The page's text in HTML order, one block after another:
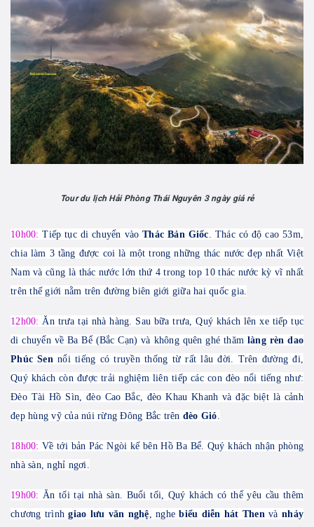
Tour du lịch Hải Phòng Thái Nguyên 3 ngày giá rẻ
10h00: Tiếp tục di chuyển vàoThác Bản Giốc. Thác có độ cao 53m,
chia làm 3 tầng được coi là một trong những thác nước đẹp nhất Việt
Nam và cũng là thác nước lớn thứ 4 trong top 10 thác nước kỳ vĩ nhất
trên thế giới nằm trên đường biên giới giữa hai quốc gia.
12h00:Ăn trưa tại nhà hàng. Sau bữa trưa, Quý khách lên xe tiếp tục
di chuyển về Ba Bể (Bắc Cạn) và không quên ghé thăm làng rèn dao
Phúc Sennổi tiếng có truyền thống từ rất lâu đời. Trên đường đi,
Quý khách còn được trải nghiệm liên tiếp các con đèo nổi tiếng như:
Đèo Tài Hồ Sìn, đèo Cao Bắc, đèo Khau Khanh và đặc biệt là cảnh
đẹp hùng vỹ của núi rừng Đông Bắc trên đèo Gió.
18h00: Về tới bản Pác Ngòi kế bên Hồ Ba Bể. Quý khách nhận phòng
nhà sàn, nghỉ ngơi.
19h00: Ăntối tại nhà sàn. Buổi tối, Quý khách có thể yêu cầu thêm
chương trìnhgiao lưu văn nghệ, nghebiểu diễn hát Thenvànhảy